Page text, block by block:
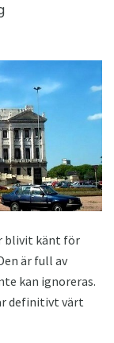
blivit känt för
är full av
kan ignoreras.
definitivt värt